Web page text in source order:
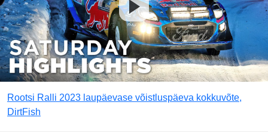
Rootsi Ralli 2023 laupäevase võistluspäeva kokkuvõte,
DirtFish